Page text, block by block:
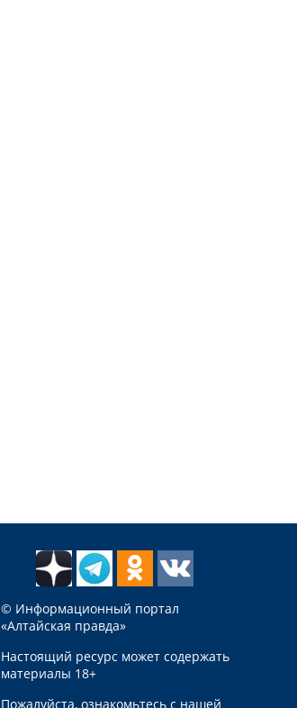
© Информационный портал
«Алтайская правда»
Настоящий ресурс может содержать
материалы 18+
Пожалуйста, ознакомьтесь с нашей